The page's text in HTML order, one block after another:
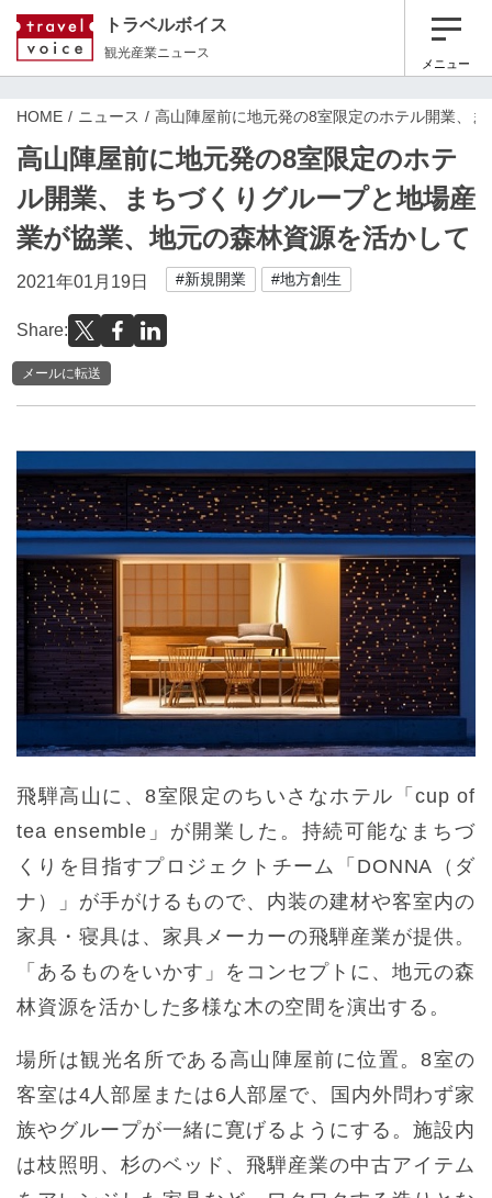
トラベルボイス
観光産業ニュース
メニュー
HOME ニュース 高山陣屋前に地元発の8室限定のホテル開業、
高山陣屋前に地元発の8室限定のホテ
ル開業、まちづくりグループと地場産
業が協業、地元の森林資源を活かして
2021年01月19日 #新規開業 #地方創生
Share:
メールに転送
飛騨高山に、8室限定のちいさなホテル「cup of
tea ensemble」が開業した。持続可能なまちづ
くりを目指すプロジェクトチーム「DONNA（ダ
ナ）」が手がけるもので、内装の建材や客室内の
家具・寝具は、家具メーカーの飛騨産業が提供。
「あるものをいかす」をコンセプトに、地元の森
林資源を活かした多様な木の空間を演出する。
場所は観光名所である高山陣屋前に位置。8室の
客室は4人部屋または6人部屋で、国内外問わず家
族やグループが一緒に寛げるようにする。施設内
は枝照明、杉のベッド、飛騨産業の中古アイテム